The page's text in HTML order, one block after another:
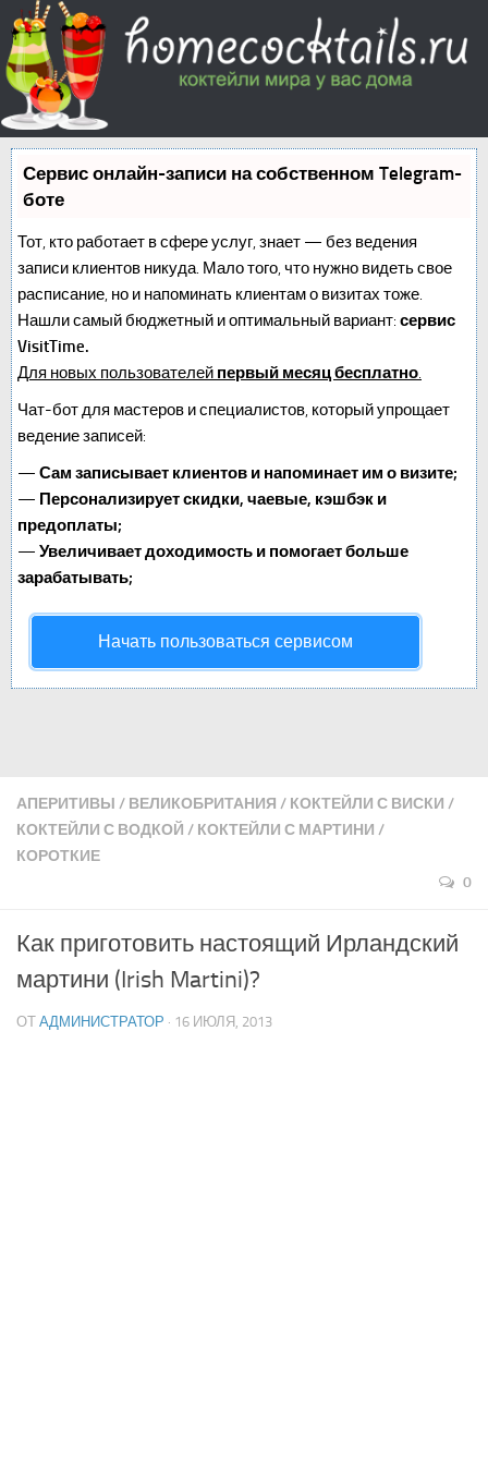
Сервис онлайн-записи на собственном Telegram-
боте
Тот, кто работает в сфере услуг, знает — без ведения
записи клиентов никуда. Мало того, что нужно видеть свое
расписание, но и напоминать клиентам о визитах тоже.
Нашли самый бюджетный и оптимальный вариант: сервис
VisitTime.
Для новых пользователей первый месяц бесплатно.
Чат-бот для мастеров и специалистов, который упрощает
ведение записей:
— Сам записывает клиентов и напоминает им о визите;
— Персонализирует скидки, чаевые, кэшбэк и
предоплаты;
— Увеличивает доходимость и помогает больше
зарабатывать;
Начать пользоваться сервисом
АПЕРИТИВЫ / ВЕЛИКОБРИТАНИЯ / КОКТЕЙЛИ С ВИСКИ /
КОКТЕЙЛИ С ВОДКОЙ / КОКТЕЙЛИ С МАРТИНИ /
КОРОТКИЕ
0
Как приготовить настоящий Ирландский
мартини (Irish Martini)?
ОТ АДМИНИСТРАТОР · 16 ИЮЛЯ, 2013